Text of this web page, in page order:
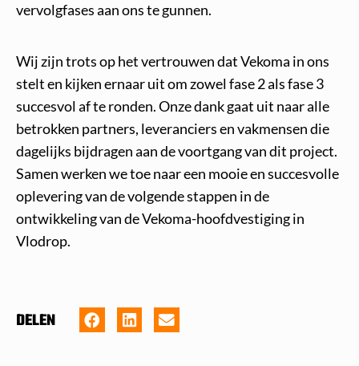
vervolgfases aan ons te gunnen.
Wij zijn trots op het vertrouwen dat Vekoma in ons
stelt en kijken ernaar uit om zowel fase 2 als fase 3
succesvol af te ronden. Onze dank gaat uit naar alle
betrokken partners, leveranciers en vakmensen die
dagelijks bijdragen aan de voortgang van dit project.
Samen werken we toe naar een mooie en succesvolle
oplevering van de volgende stappen in de
ontwikkeling van de Vekoma-hoofdvestiging in
Vlodrop.
DELEN